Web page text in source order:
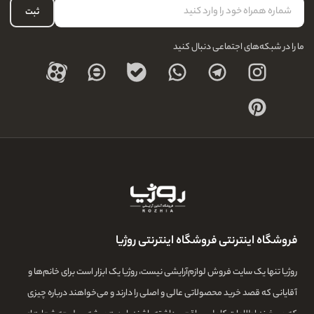
درباره ما
حساب کاربری
ثبت
ما را در شبکه‌های اجتماعی دنبال کنید
فروشگاه اینترنتی فروشگاه اینترنتی روژیا
روژیا تنها یک سایت فروش لوازم‌آرایشی نیست، روژیا یک ابزار است برای خانم‌ها و
آقایانی که قصد خرید محصولاتی عالی و اصلی را دارند و می‌خواهند درباره چیزی